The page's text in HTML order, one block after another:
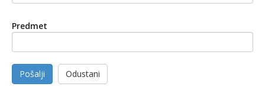
Predmet
Pošalji Odustani